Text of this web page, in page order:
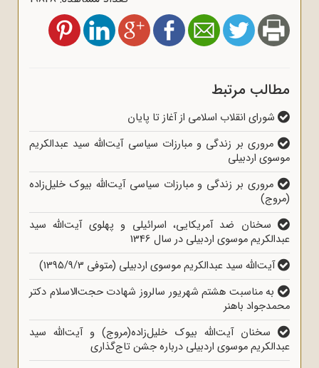
مطالب مرتبط
شورای انقلاب اسلامی از آغاز تا پایان
مروری بر زندگی و مبارزات سیاسی آیت‌الله سید عبدالکریم
موسوی اردبیلی
مروری بر زندگی و مبارزات سیاسی آیت‌الله بیوک خلیل‌زاده
(مروج)
سخنان ضد آمریکایی، اسرائیلی و پهلوی آیت‌الله سید
عبدالکریم موسوی اردبیلی در سال 1346
آیت‌الله سید عبدالکریم موسوی اردبیلی (متوفی 1395/9/3)
به مناسبت هشتم شهریور سالروز شهادت حجت‌الاسلام دکتر
محمدجواد باهنر
سخنان آیت‌الله بیوک خلیل‌زاده(مروج) و آیت‌الله سید
عبدالکریم موسوی اردبیلی درباره جشن تاج‌گذاری